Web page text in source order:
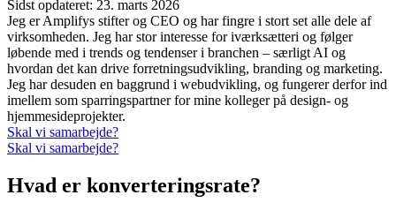
Sidst opdateret: 23. marts 2026
Jeg er Amplifys stifter og CEO og har fingre i stort set alle dele af
virksomheden. Jeg har stor interesse for iværksætteri og følger
løbende med i trends og tendenser i branchen – særligt AI og
hvordan det kan drive forretningsudvikling, branding og marketing.
Jeg har desuden en baggrund i webudvikling, og fungerer derfor ind
imellem som sparringspartner for mine kolleger på design- og
hjemmesideprojekter.
Skal vi samarbejde?
Skal vi samarbejde?
Hvad er konverteringsrate?